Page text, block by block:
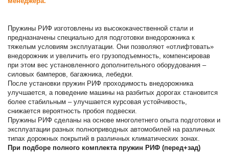
Пружины РИФ изготовлены из высококачественной стали и
предназначены специально для подготовки внедорожника к
тяжелым условиям эксплуатации. Они позволяют «отлифтовать»
внедорожник и увеличить его грузоподъемность, компенсировав
при этом вес установленного дополнительного оборудования –
силовых бамперов, багажника, лебедки.
После установки пружин РИФ проходимость внедорожника
улучшается, а поведение машины на разбитых дорогах становится
более стабильным – улучшается курсовая устойчивость,
снижается вероятность пробоя подвески.
Пружины РИФ сделаны на основе многолетнего опыта подготовки и
эксплуатации разных полноприводных автомобилей на различных
типах дорожных покрытий в различных климатических зонах.
При подборе полного комплекта пружин РИФ (перед+зад)